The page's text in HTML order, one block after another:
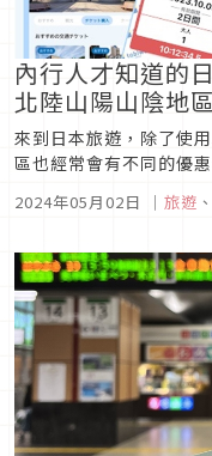
內行人才知道的
北陸山陽山陰地
來到日本旅遊，除了使
區也經常會有不同的優
外國人知道的日本旅遊
2024年05月02日 ｜ 旅遊 、